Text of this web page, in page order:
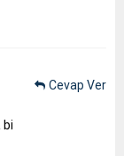
bi
Cevap Ver